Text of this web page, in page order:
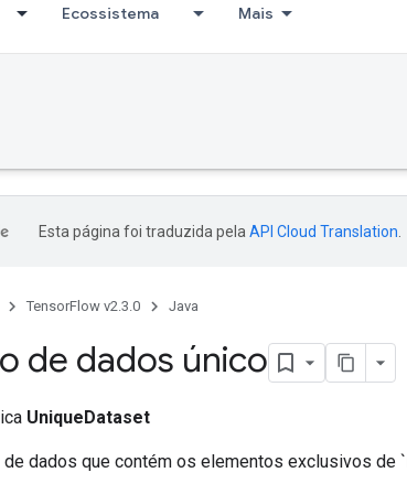
Ecossistema Mais
Esta página foi traduzida pela API Cloud Translation
TensorFlow v2.3.0 Java
de dados único
UniqueDataset
de dados que contém os elementos exclusivos de